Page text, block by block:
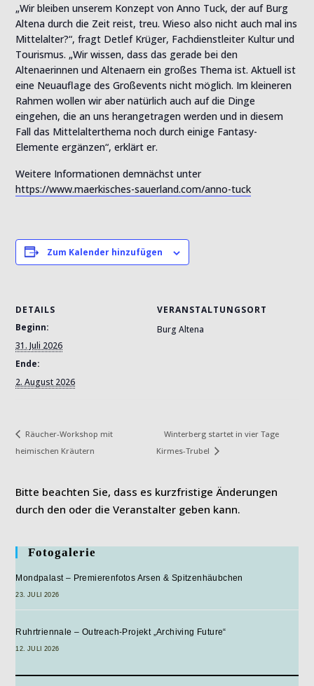
„Wir bleiben unserem Konzept von Anno Tuck, der auf Burg
Altena durch die Zeit reist, treu. Wieso also nicht auch mal ins
Mittelalter?“, fragt Detlef Krüger, Fachdienstleiter Kultur und
Tourismus. „Wir wissen, dass das gerade bei den
Altenaerinnen und Altenaern ein großes Thema ist. Aktuell ist
eine Neuauflage des Großevents nicht möglich. Im kleineren
Rahmen wollen wir aber natürlich auch auf die Dinge
eingehen, die an uns herangetragen werden und in diesem
Fall das Mittelalterthema noch durch einige Fantasy-
Elemente ergänzen“, erklärt er.
Weitere Informationen demnächst unter
https://www.maerkisches-sauerland.com/anno-tuck
Zum Kalender hinzufügen
DETAILS
Beginn:
31. Juli 2026
Ende:
2. August 2026
VERANSTALTUNGSORT
Burg Altena
Räucher-Workshop mit
heimischen Kräutern
Winterberg startet in vier Tage
Kirmes-Trubel
Bitte beachten Sie, dass es kurzfristige Änderungen
durch den oder die Veranstalter geben kann.
Fotogalerie
Mondpalast – Premierenfotos Arsen & Spitzenhäubchen
23. JULI 2026
Ruhrtriennale – Outreach-Projekt „Archiving Future“
12. JULI 2026